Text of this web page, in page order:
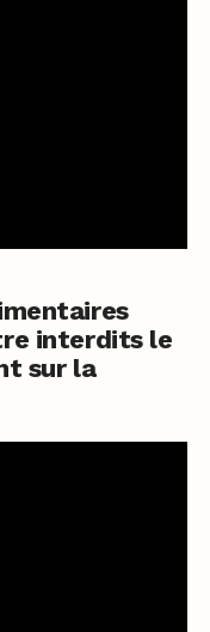
interdits le
sur la